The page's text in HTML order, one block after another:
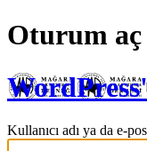
Oturum aç
Kullanıcı adı ya da e-